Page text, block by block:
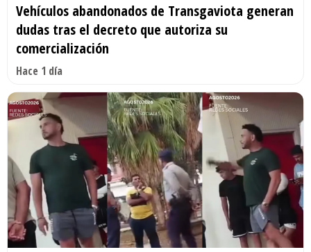
Vehículos abandonados de Transgaviota generan
dudas tras el decreto que autoriza su
comercialización
Hace 1 día